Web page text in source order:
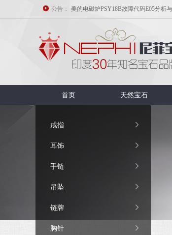
公告：
美的电磁炉PSY18B故障代码E05分析
电磁炉的原理与维修
修电磁炉常用的假负载和保护措施
电磁炉指示灯亮报警不加热或断续加热
了解LM339快捷维修美的电磁炉
首页 天然宝石
戒指 
耳饰 
手链 
吊坠 
链牌 
胸针 